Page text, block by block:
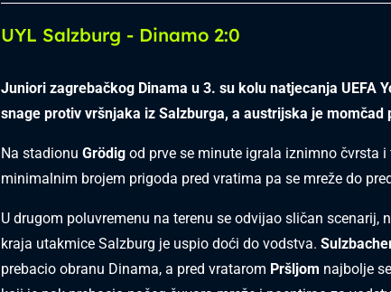
UYL Salzburg - Dinamo 2:0
Juniori zagrebačkog Dinama u 3. su kolu natjecanja UEFA
snage protiv vršnjaka iz Salzburga, a austrijska je momčad
Na stadionu Grödig od prve se minute igrala iznimno čvrsta
minimalnim brojem prigoda pred vratima pa se mreže do
U drugom poluvremenu na terenu se odvijao sličan scenarij,
kraja utakmice Salzburg je uspio doći do vodstva.
prebacio obranu Dinama, a pred vratarom Pršljom najbolje